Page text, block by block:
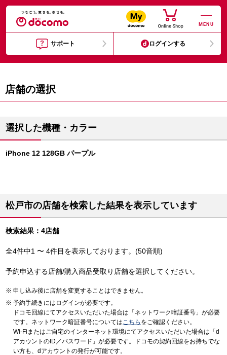
MENU
サポート ログインする
店舗の選択
選択した機種・カラー
iPhone 12 128GB パープル
松戸市の店舗を検索した結果を表示しています
検索結果：4店舗
全4件中1 〜 4件目を表示しております。(50音順)
予約申込する店舗/購入商品受取り店舗を選択してください。
申し込み後に店舗を変更することはできません。
予約手続きにはログインが必要です。
ドコモ回線にてアクセスいただいた場合は「ネットワーク暗証番号」が必要
です。ネットワーク暗証番号についてはこちら をご確認ください。
Wi-Fiまたはご自宅のインターネット環境にてアクセスいただいた場合は「d
アカウントのID／パスワード」が必要です。ドコモの契約回線をお持ちでな
い方も、dアカウントの発行が可能です。